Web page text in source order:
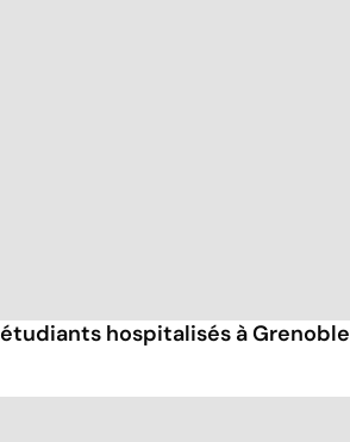
hospitalisés à Grenoble